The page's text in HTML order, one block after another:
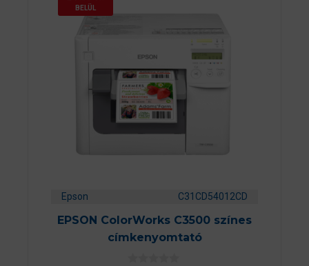
BELÜL
Epson C31CD54012CD
EPSON ColorWorks C3500 színes
címkenyomtató